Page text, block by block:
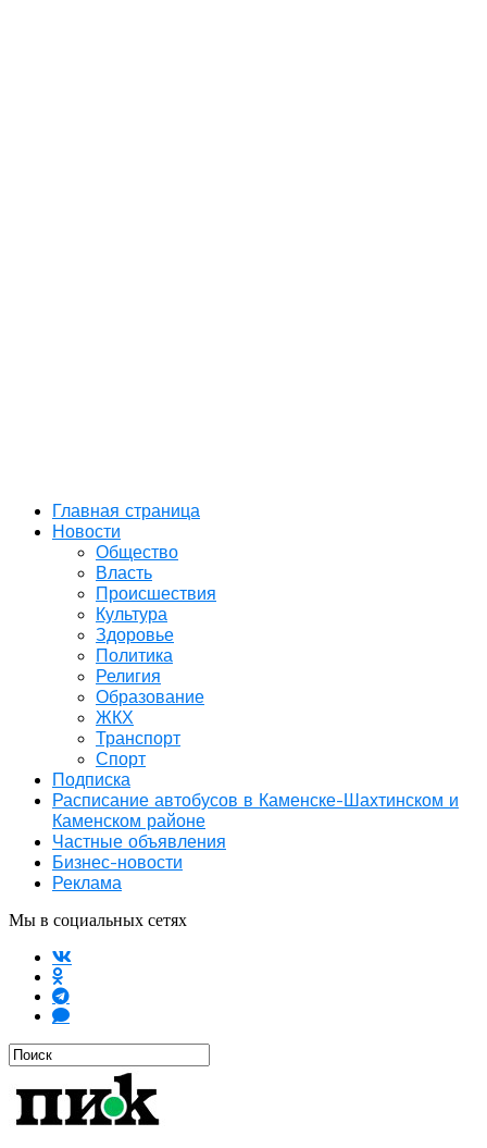
Главная страница
Новости
Общество
Власть
Происшествия
Культура
Здоровье
Политика
Религия
Образование
ЖКХ
Транспорт
Спорт
Подписка
Расписание автобусов в Каменске-Шахтинском и
Каменском районе
Частные объявления
Бизнес-новости
Реклама
Мы в социальных сетях